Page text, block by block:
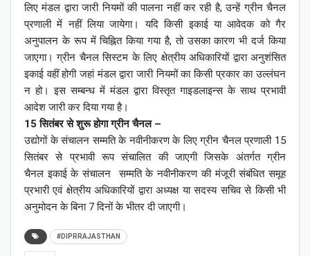
लिए मंडल द्वारा जारी नियमों की पालना नहीं कर रही है, उन्हें ग्रीन चैनल
प्रणाली में नहीं लिया जायेगा। यदि किसी इकाई या आवेदक को गैर
अनुपालन के रूप में चिह्नित किया गया है, तो उसका कारण भी दर्ज किया
जाएगा। ग्रीन चैनल सिस्टम के लिए क्षेत्रीय अधिकारियों द्वारा अनुशंसित
इकाई वहीं होगी जहां मंडल द्वारा जारी नियमों का किसी प्रकार का उल्लंघन
न हो। इस सम्बन्ध में मंडल द्वारा विस्तृत गाइडलाइन्स के साथ प्रभावी
आदेश जारी कर दिया गया है।
15 सितंबर से शुरू होगा ग्रीन चैनल –
उद्योगों के संचालन सम्मति के नवीनीकरण के लिए ग्रीन चैनल प्रणाली 15
सितंबर से प्रभावी रूप संचालित की जाएगी जिसके अंतर्गत ग्रीन
चैनल इकाई के संचालन सम्मति के नवीनीकरण की मंजूरी संबंधित समूह
प्रभारी एवं क्षेत्रीय अधिकारियों द्वारा अध्यक्ष या सदस्य सचिव से किसी भी
अनुमोदन के बिना 7 दिनों के भीतर दी जाएगी।
#DIPRRAJASTHAN